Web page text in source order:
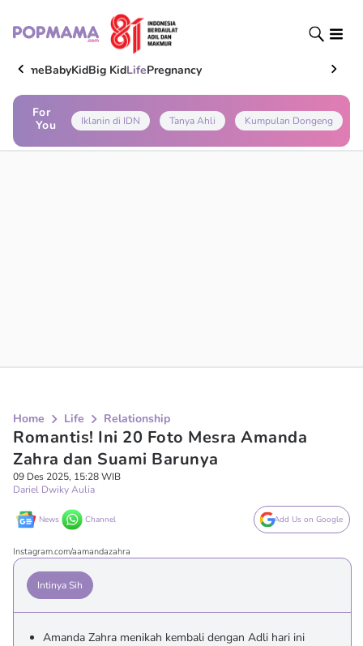
HomeBabyKidBig KidLifePregnancy
For
You
Iklanin di IDN Tanya Ahli Kumpulan Dongeng
Home Life Relationship
Romantis! Ini 20 Foto Mesra Amanda
Zahra dan Suami Barunya
09 Des 2025, 15:28 WIB
Dariel Dwiky Aulia
News Channel Add Us on Google
Instagram.com/aamandazahra
Intinya Sih
Amanda Zahra menikah kembali dengan Adli hari ini